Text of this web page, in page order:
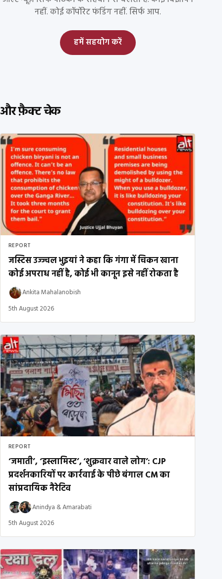
नहीं. कोई कॉर्पोरेट फंडिंग नहीं. सिर्फ आप.
हमें सहयोग करें
और फ़ैक्ट चेक
REPORT
जस्टिस उज्ज्वल भुइयां ने कहा कि गंगा में चिकन खाना
कोई अपराध नहीं है, कोई भी कानून इसे नहीं रोकता है
Ankita Mahalanobish
5th August 2026
REPORT
‘जमाती’, ‘इस्लामिस्ट’, ‘शुक्रवार वाले लोग’: CJP
प्रदर्शनकारियों पर कार्रवाई के पीछे बंगाल CM का
सांप्रदायिक नैरेटिव
Anindya &Amarabati
5th August 2026